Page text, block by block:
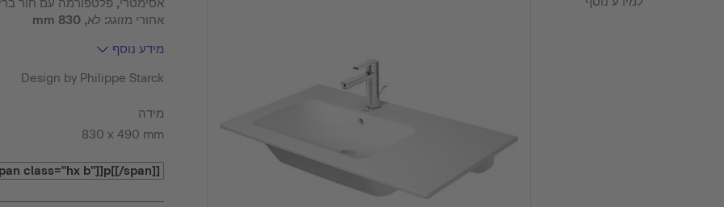
אסימטרי, פלטפורמה עם חור
אחורי מזוגג: לא, 830 mm
מידע נוסף
Design by Philippe Starck
מידה
830 x 490 mm